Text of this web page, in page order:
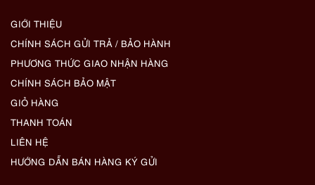
GIỚI THIỆU
CHÍNH SÁCH GỬI TRẢ / BẢO HÀNH
PHƯƠNG THỨC GIAO NHẬN HÀNG
CHÍNH SÁCH BẢO MẬT
GIỎ HÀNG
THANH TOÁN
LIÊN HỆ
HƯỚNG DẪN BÁN HÀNG KÝ GỬI